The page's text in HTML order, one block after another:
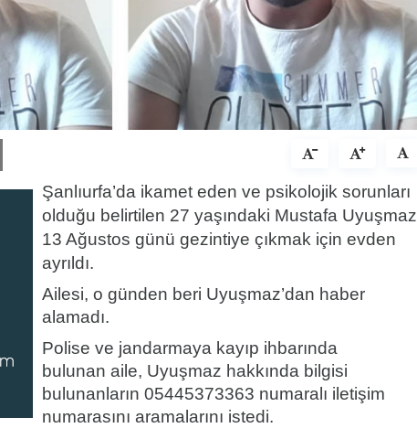
Şanlıurfa’da ikamet eden ve psikolojik sorunları
olduğu belirtilen 27 yaşındaki Mustafa Uyuşmaz
13 Ağustos günü gezintiye çıkmak için evden
ayrıldı.
Ailesi, o günden beri Uyuşmaz’dan haber
alamadı.
Polise ve jandarmaya kayıp ihbarında
bulunan aile, Uyuşmaz hakkında bilgisi
bulunanların 05445373363 numaralı iletişim
numarasını aramalarını istedi.